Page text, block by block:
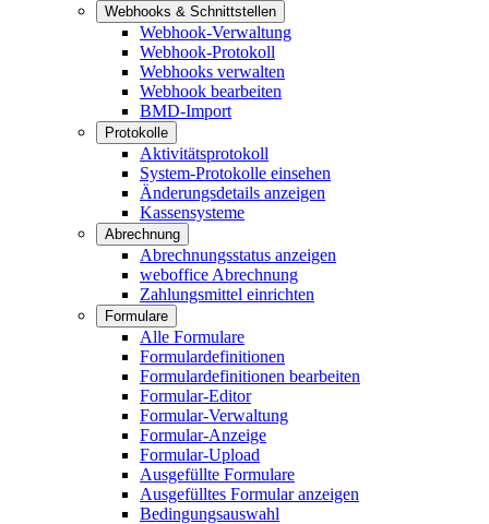
Webhooks & Schnittstellen
Webhook-Verwaltung
Webhook-Protokoll
Webhooks verwalten
Webhook bearbeiten
BMD-Import
Protokolle
Aktivitätsprotokoll
System-Protokolle einsehen
Änderungsdetails anzeigen
Kassensysteme
Abrechnung
Abrechnungsstatus anzeigen
weboffice Abrechnung
Zahlungsmittel einrichten
Formulare
Alle Formulare
Formulardefinitionen
Formulardefinitionen bearbeiten
Formular-Editor
Formular-Verwaltung
Formular-Anzeige
Formular-Upload
Ausgefüllte Formulare
Ausgefülltes Formular anzeigen
Bedingungsauswahl